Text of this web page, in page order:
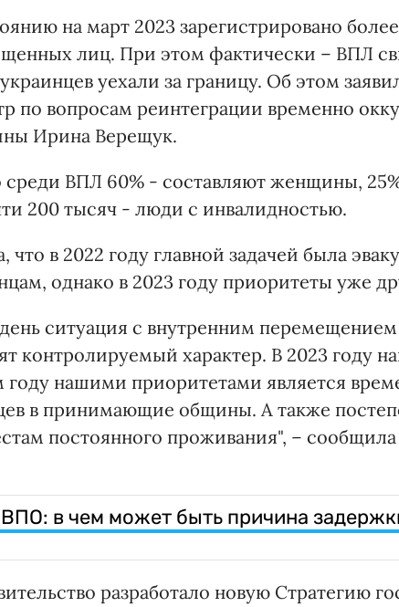
на март 2023 зарегистрировано
лиц. При этом фактически – ВПЛ
уехали за границу. Об этом
по вопросам реинтеграции временно
Ирина Верещук.
среди ВПЛ 60% - составляют женщины,
200 тысяч - люди с инвалидностью.
что в 2022 году главной задачей была
однако в 2023 году приоритеты уже
ситуация с внутренним перемещением
контролируемый характер. В 2023 году
нашими приоритетами является
в принимающие общины. А также
постоянного проживания", –
в чем может быть причина
разработало новую Стратегию